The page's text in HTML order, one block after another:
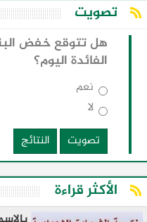
تصويت
هل تتوقع خفض
الفائدة اليوم؟
نعم
لا
تصويت
النتائج
الأكثر قراءة